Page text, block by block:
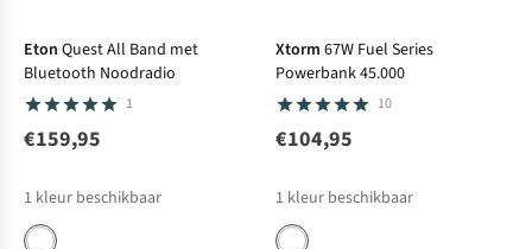
Eton Quest All Band met
Bluetooth Noodradio
1
€159,95
1 kleur beschikbaar
Xtorm 67W Fuel Series
Powerbank 45.000
10
€104,95
1 kleur beschikbaar